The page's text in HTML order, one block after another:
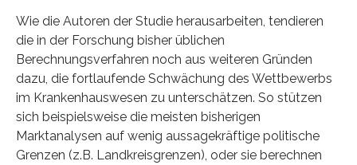
Wie die Autoren der Studie herausarbeiten, tendieren
die in der Forschung bisher üblichen
Berechnungsverfahren noch aus weiteren Gründen
dazu, die fortlaufende Schwächung des Wettbewerbs
im Krankenhauswesen zu unterschätzen. So stützen
sich beispielsweise die meisten bisherigen
Marktanalysen auf wenig aussagekräftige politische
Grenzen (z.B. Landkreisgrenzen), oder sie berechnen